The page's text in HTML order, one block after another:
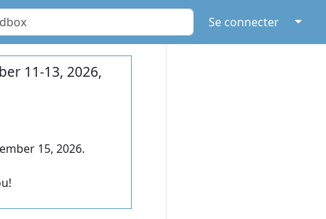
Se connecter ↓
11-13, 2026,
15, 2026.